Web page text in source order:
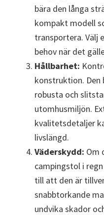
bära den långa
kompakt modell
transportera. Välj
behov när det
Hållbarhet:
konstruktion. Den
robusta och
utomhusmiljön.
kvalitetsdetaljer
livslängd.
Väderskydd: Om
campingstol i
till att den är
snabbtorkande
undvika skador